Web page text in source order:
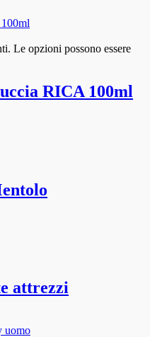
Le opzioni possono essere
RICA 100ml
attrezzi